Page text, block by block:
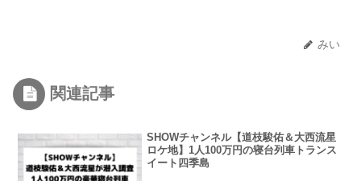
みい
関連記事
SHOWチャンネル【道枝駿佑＆大西流星
ロケ地】1人100万円の寝台列車トランス
イート四季島